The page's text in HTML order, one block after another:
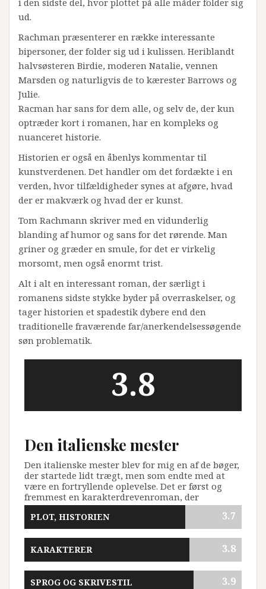
ud.
Rachman præsenterer en række interessante
bipersoner, der folder sig ud i kulissen. Heriblandt
halvsøsteren Birdie, moderen Natalie, vennen
Marsden og naturligvis de to kærester Barrows og
Julie.
Racman har sans for dem alle, og selv de, der kun
optræder kort i romanen, har en kompleks og
nuanceret historie.
Historien er også en åbenlys kommentar til
kunstverdenen. Det handler om det fordækte i en
verden, hvor tilfældigheder synes at afgøre, hvad
der er makværk og hvad der er kunst.
Tom Rachmann skriver med en vidunderlig
blanding af humor og sans for det rørende. Man
griner og græder en smule, for det er virkelig
morsomt, men også enormt trist.
Alt i alt en interessant roman, der særligt i
romanens sidste stykke byder på overraskelser, og
tager historien et spadestik dybere end den
traditionelle fraværende far/anerkendelsessøgende
søn problematik.
3.8
Den italienske mester
Den italienske mester blev for mig en af de bøger,
der startede lidt trægt, men som endte med at
være en fortryllende oplevelse. Det er først og
fremmest en karakterdrevenroman, der
udforsker et ...
PLOT, HISTORIEN 3.7
KARAKTERER 3.8
SPROG OG SKRIVESTIL 3.9